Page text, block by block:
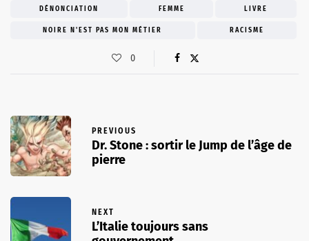
DÉNONCIATION FEMME LIVRE
NOIRE N'EST PAS MON MÉTIER RACISME
0
PREVIOUS
Dr. Stone : sortir le Jump de l’âge de
pierre
NEXT
L’Italie toujours sans